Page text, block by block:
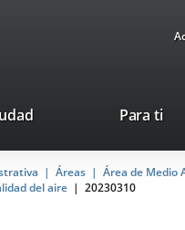
Para ti
Áreas Área de Medio
del aire 20230310